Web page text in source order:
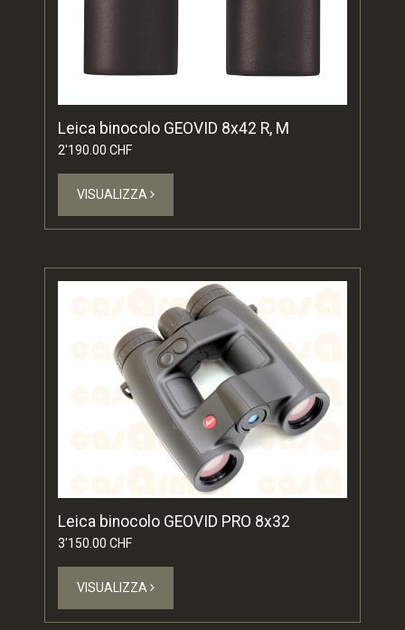
Leica binocolo GEOVID 8x42 R, M
2'190.00 CHF
VISUALIZZA
Leica binocolo GEOVID PRO 8x32
3'150.00 CHF
VISUALIZZA